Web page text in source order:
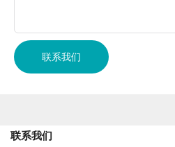
联系我们
联系我们